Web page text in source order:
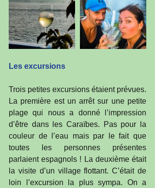
Les excursions
Trois petites excursions étaient prévues.
La première est un arrêt sur une petite
plage qui nous a donné l’impression
d’être dans les Caraïbes. Pas pour la
couleur de l’eau mais par le fait que
toutes les personnes présentes
parlaient espagnols ! La deuxième était
la visite d’un village flottant. C’était de
loin l’excursion la plus sympa. On a